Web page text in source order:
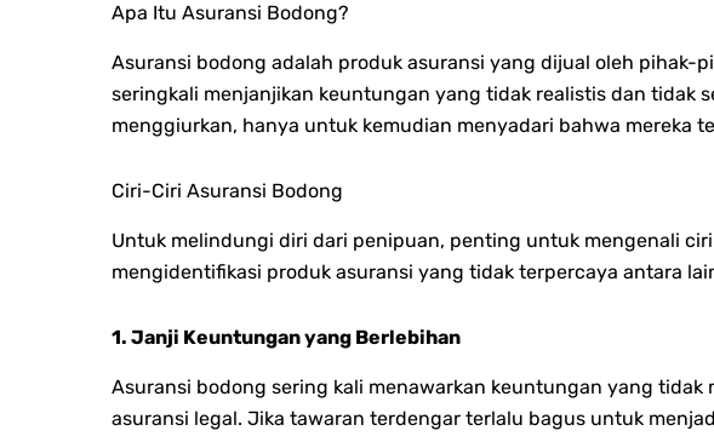
Apa Itu Asuransi Bodong?
Asuransi bodong adalah produk asuransi yang dijual oleh
seringkali menjanjikan keuntungan yang tidak realistis dan tidak
menggiurkan, hanya untuk kemudian menyadari bahwa mereka
Ciri-Ciri Asuransi Bodong
Untuk melindungi diri dari penipuan, penting untuk mengenali
mengidentifikasi produk asuransi yang tidak terpercaya antara
1. Janji Keuntungan yang Berlebihan
Asuransi bodong sering kali menawarkan keuntungan yang
asuransi legal. Jika tawaran terdengar terlalu bagus untuk